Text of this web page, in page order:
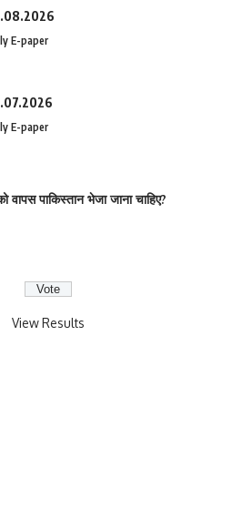
E-paper
E-paper
वापस पाकिस्तान भेजा जाना चाहिए?
View Results